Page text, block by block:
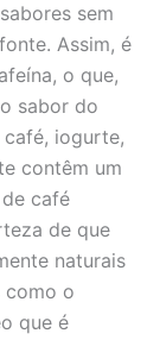
sem
Assim, é
o que,
sabor do
iogurte,
contêm um
café
de que
naturais
como o
que é